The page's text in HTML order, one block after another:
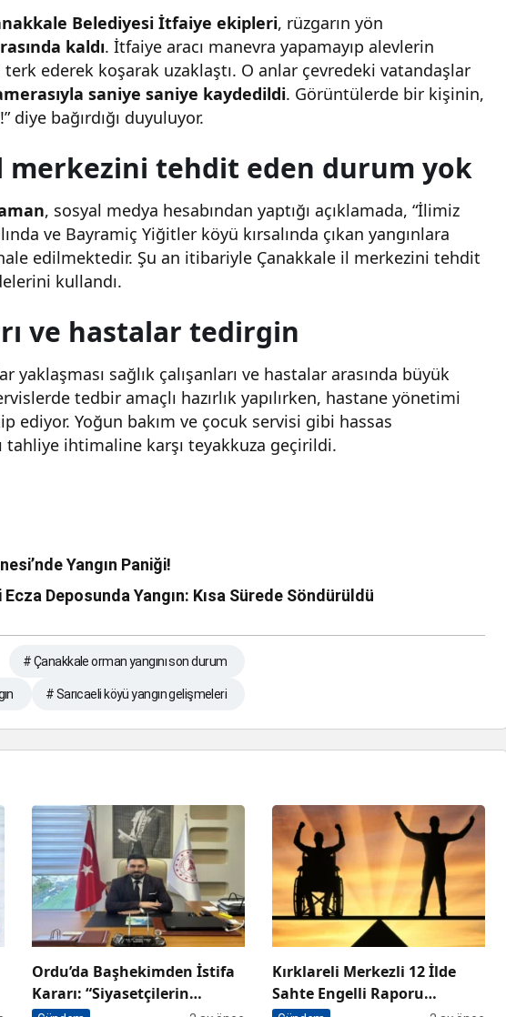
Belediyesi İtfaiye ekipleri, rüzgarın yön
kaldı. İtfaiye aracı manevra yapamayıp alevlerin
terk ederek koşarak uzaklaştı. O anlar çevredeki vatandaşlar
saniye saniye kaydedildi. Görüntülerde bir kişinin,
diye bağırdığı duyuluyor.
merkezini tehdit eden durum yok
, sosyal medya hesabından yaptığı açıklamada, “İlimiz
ve Bayramiç Yiğitler köyü kırsalında çıkan yangınlara
edilmektedir. Şu an itibariyle Çanakkale il merkezini tehdit
kullandı.
ve hastalar tedirgin
yaklaşması sağlık çalışanları ve hastalar arasında büyük
tedbir amaçlı hazırlık yapılırken, hastane yönetimi
ediyor. Yoğun bakım ve çocuk servisi gibi hassas
ihtimaline karşı teyakkuza geçirildi.
Yangın Paniği!
Deposunda Yangın: Kısa Sürede Söndürüldü
# Çanakkale orman yangını son durum
# Sarıcaeli köyü yangın gelişmeleri
Ordu’da Başhekimden İstifa
Kararı: “Siyasetçilerin
Kırklareli Merkezli 12 İlde
Sahte Engelli Raporu